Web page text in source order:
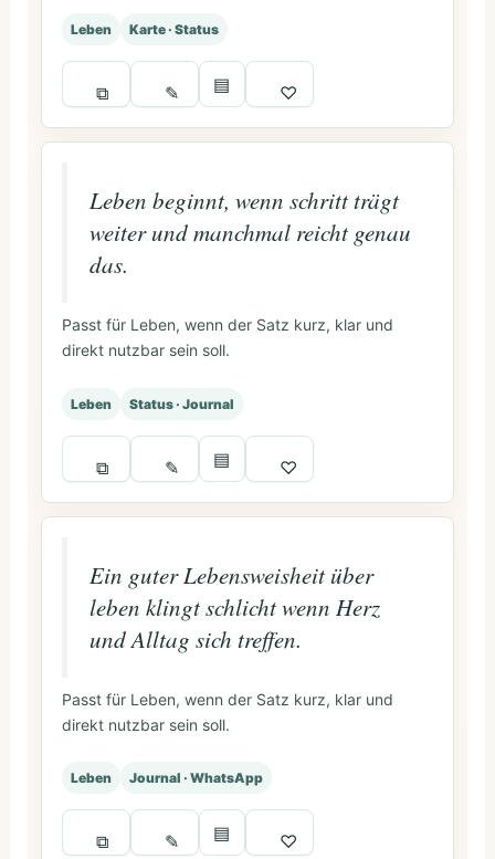
Leben Karte · Status
⧉ ✎ ▤ ♡
Leben beginnt, wenn schritt trägt
weiter und manchmal reicht genau
das.
Passt für Leben, wenn der Satz kurz, klar und
direkt nutzbar sein soll.
Leben Status · Journal
⧉ ✎ ▤ ♡
Ein guter Lebensweisheit über
leben klingt schlicht wenn Herz
und Alltag sich treffen.
Passt für Leben, wenn der Satz kurz, klar und
direkt nutzbar sein soll.
Leben Journal · WhatsApp
⧉ ✎ ▤ ♡